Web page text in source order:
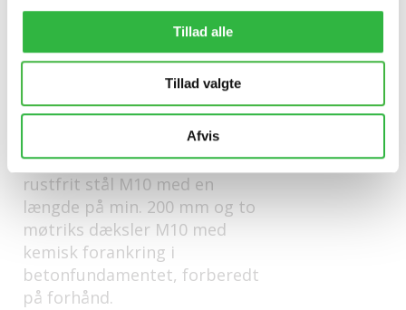
Tillad alle
Tillad valgte
Afvis
Uden forankring på ben der
kan indstilles, men en
mulighed for at forankre den
med to gevindstænger af
rustfrit stål M10 med en
længde på min. 200 mm og to
møtriks dæksler M10 med
kemisk forankring i
betonfundamentet, forberedt
på forhånd.